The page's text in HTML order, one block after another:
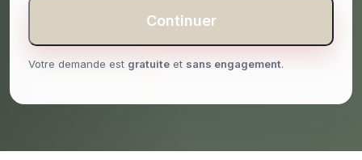
Continuer
Votre demande est gratuite et sans engagement.